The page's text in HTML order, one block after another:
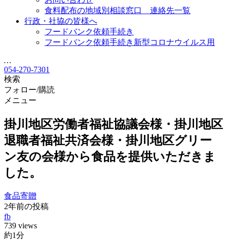
食料配布の地域別相談窓口 連絡先一覧
行政・社協の皆様へ
フードバンク依頼手続き
フードバンク依頼手続き新型コロナウイルス用
…
054-270-7301
検索
フォロー/購読
メニュー
掛川地区労働者福祉協議会様・掛川地区
退職者福祉共済会様・掛川地区グリー
ン友の会様から食品を提供いただきま
した。
食品寄贈
2年前の投稿
fb
739 views
約1分